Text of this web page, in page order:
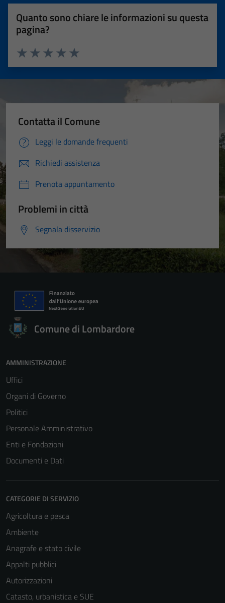
Quanto sono chiare le informazioni su questa
pagina?
Valuta 5 stelle su 5
Valuta 4 stelle su 5
Valuta 3 stelle su 5
Valuta 2 stelle su 5
Valuta 1 stelle su 5
Contatta il Comune
Leggi le domande frequenti
Richiedi assistenza
Prenota appuntamento
Problemi in città
Segnala disservizio
Comune di Lombardore
AMMINISTRAZIONE
Uffici
Organi di Governo
Politici
Personale Amministrativo
Enti e Fondazioni
Documenti e Dati
CATEGORIE DI SERVIZIO
Agricoltura e pesca
Ambiente
Anagrafe e stato civile
Appalti pubblici
Autorizzazioni
Catasto, urbanistica e SUE